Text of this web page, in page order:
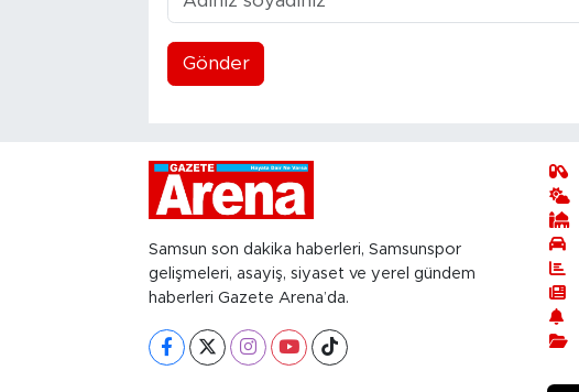
Gönder
Samsun son dakika haberleri, Samsunspor
gelişmeleri, asayiş, siyaset ve yerel gündem
haberleri Gazete Arena’da.